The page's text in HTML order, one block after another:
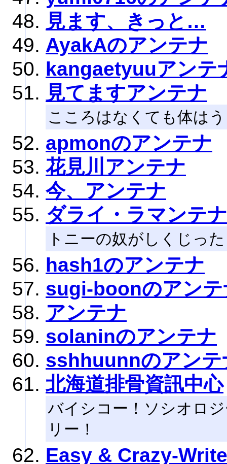
見ます、きっと…
AyakAのアンテナ
kangaetyuuアンテ
見てますアンテナ
こころはなくても体は
apmonのアンテナ
花見川アンテナ
今、アンテナ
ダライ・ラマンテナ
トニーの奴がしくじった
hash1のアンテナ
sugi-boonのアンテ
アンテナ
solaninのアンテナ
sshhuunnのアンテ
北海道排骨資訊中心
バイシコー！ソシオロ
リー！
Easy & Crazy-